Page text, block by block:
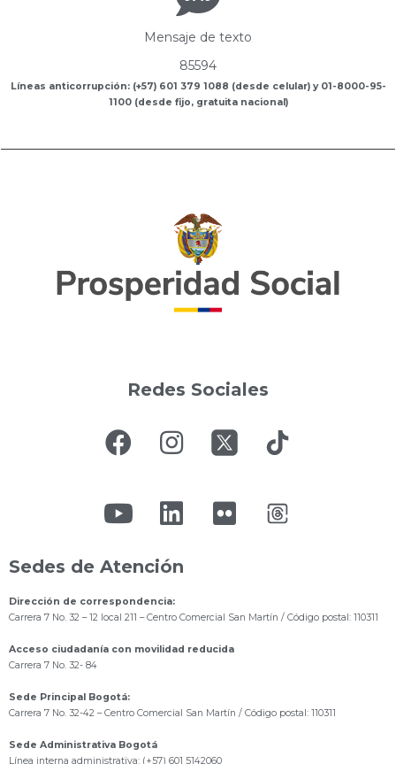
Mensaje de texto
85594
Líneas anticorrupción: (+57) 601 379 1088 (desde celular) y 01-8000-95-
1100 (desde fijo, gratuita nacional)
Redes Sociales
Sedes de Atención
Dirección de correspondencia:
Carrera 7 No. 32 – 12 local 211 – Centro Comercial San Martín / Código postal: 110311
Acceso ciudadanía con movilidad reducida
Carrera 7 No. 32- 84
Sede Principal Bogotá:
Carrera 7 No. 32-42 – Centro Comercial San Martín / Código postal: 110311
Sede Administrativa Bogotá
Línea interna administrativa: (+57) 601 5142060